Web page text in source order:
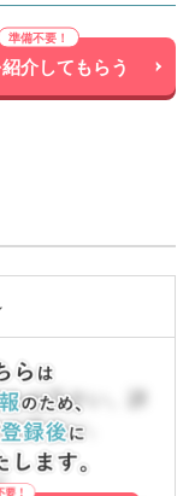
介してもらう
せ下さい。詳
下さい。